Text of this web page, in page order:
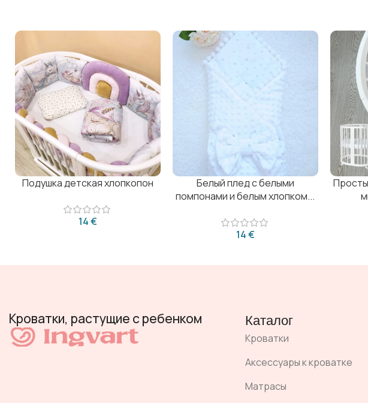
Подушка детская хлопкопон
€
Белый плед с белыми
помпонами и белым хлопком...
€
Кроватки, растущие с ребенком Каталог
Кроватки
Аксессуары к кроватке
Матрасы